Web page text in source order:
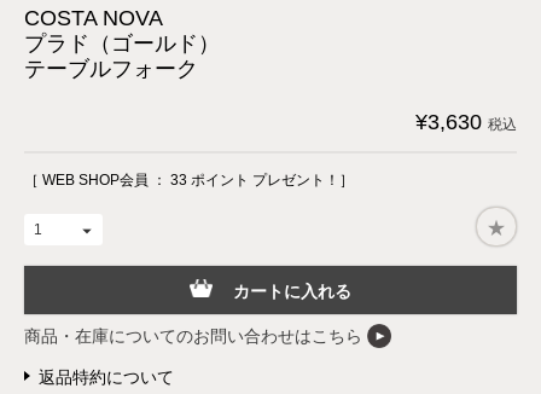
COSTA NOVA
プラド（ゴールド）
テーブルフォーク
¥3,630 税込
［ WEB SHOP会員 ： 33 ポイント プレゼント！］
カートに入れる
商品・在庫についてのお問い合わせはこちら
返品特約について